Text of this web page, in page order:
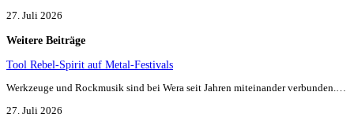
27. Juli 2026
Weitere Beiträge
Tool Rebel-Spirit auf Metal-Festivals
Werkzeuge und Rockmusik sind bei Wera seit Jahren miteinander verbunden.…
27. Juli 2026